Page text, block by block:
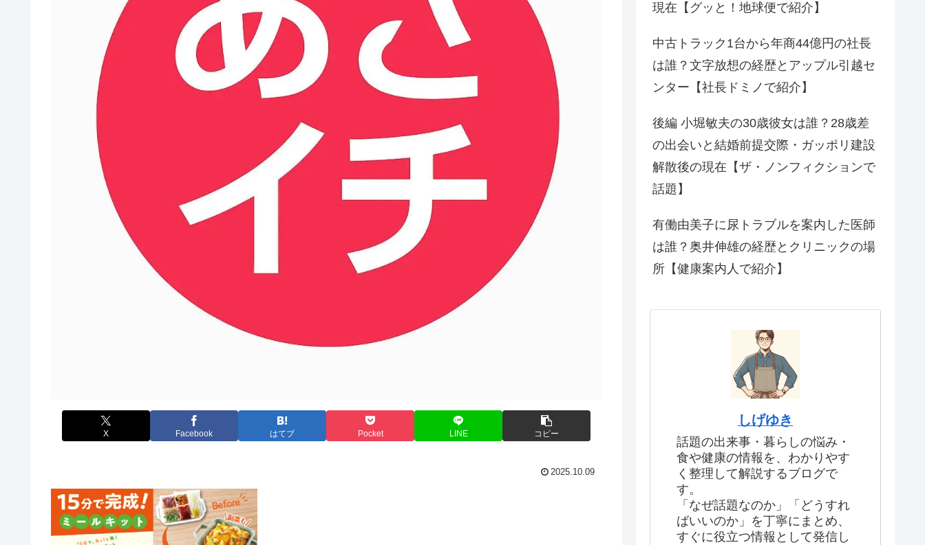
X Facebook はてブ Pocket LINE コピー
2025.10.09
現在【グッと！地球便で紹介】
中古トラック1台から年商44億円の社長
は誰？文字放想の経歴とアップル引越セ
ンター【社長ドミノで紹介】
後編 小堀敏夫の30歳彼女は誰？28歳差
の出会いと結婚前提交際・ガッポリ建設
解散後の現在【ザ・ノンフィクションで
話題】
有働由美子に尿トラブルを案内した医師
は誰？奥井伸雄の経歴とクリニックの場
所【健康案内人で紹介】
しげゆき
話題の出来事・暮らしの悩み・
食や健康の情報を、わかりやす
く整理して解説するブログで
す。
「なぜ話題なのか」「どうすれ
ばいいのか」を丁寧にまとめ、
すぐに役立つ情報として発信し